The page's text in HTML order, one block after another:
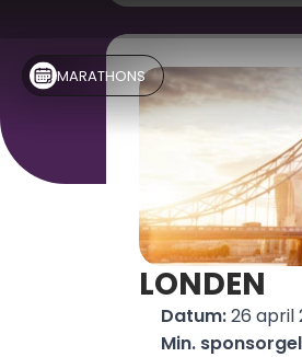
MARATHONS
LONDEN
Datum: 26 april
Min.